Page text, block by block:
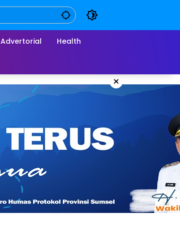
Advertorial Health
×